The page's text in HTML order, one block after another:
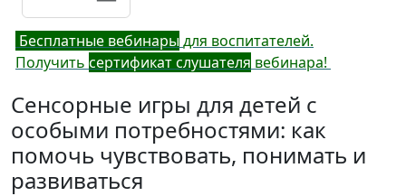
Бесплатные вебинарыдля воспитателей.
Получить сертификат слушателя вебинара!
Сенсорные игры для детей с
особыми потребностями: как
помочь чувствовать, понимать и
развиваться